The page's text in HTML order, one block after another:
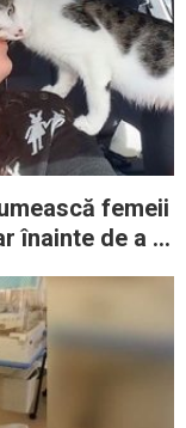
femeii
înainte de a fi